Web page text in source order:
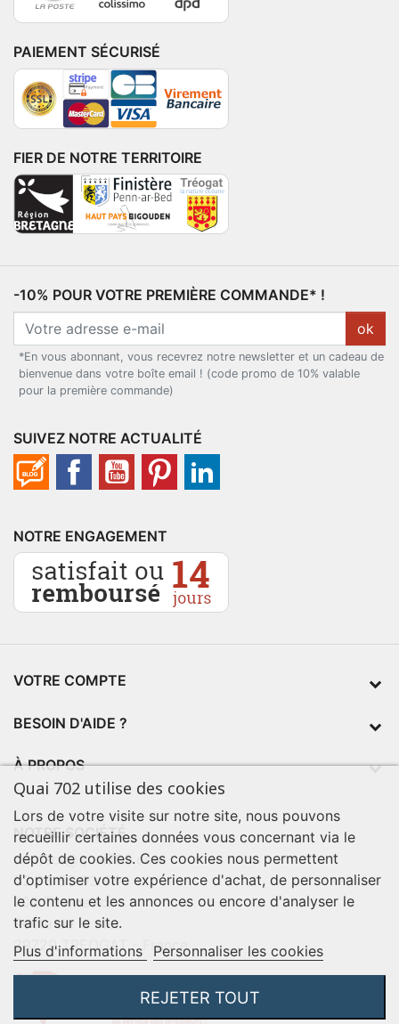
PAIEMENT SÉCURISÉ
FIER DE NOTRE TERRITOIRE
-10% POUR VOTRE PREMIÈRE COMMANDE* !
ok
*En vous abonnant, vous recevrez notre newsletter et un cadeau de
bienvenue dans votre boîte email ! (code promo de 10% valable
pour la première commande)
SUIVEZ NOTRE ACTUALITÉ
NOTRE ENGAGEMENT
VOTRE COMPTE
BESOIN D'AIDE ?
À PROPOS
NOTRE SOCIÉTÉ
contact@quai702.com
02 98 55 93 94
702 Tourne-Ici
Route de la mer
29720 TREOGAT - France
Quai 702 utilise des cookies
Lors de votre visite sur notre site, nous pouvons
recueillir certaines données vous concernant via le
dépôt de cookies. Ces cookies nous permettent
d'optimiser votre expérience d'achat, de personnaliser
le contenu et les annonces ou encore d'analyser le
trafic sur le site.
Plus d'informations
Personnaliser les cookies
REJETER TOUT